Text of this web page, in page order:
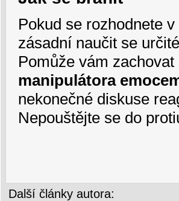
Pokud se rozhodnete
zásadní naučit se
Pomůže vám
manipulátora
nekonečné diskuse
Nepouštějte se do
Další články autora: